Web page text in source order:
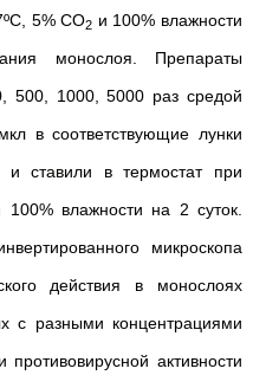
5% СО2 и 100% влажности
монослоя. Препараты
500, 1000, 5000 раз средой
в соответствующие лунки
ставили в термостат при
100% влажности на 2 суток.
микроскопа
действия в монослоях
с разными концентрациями
активности